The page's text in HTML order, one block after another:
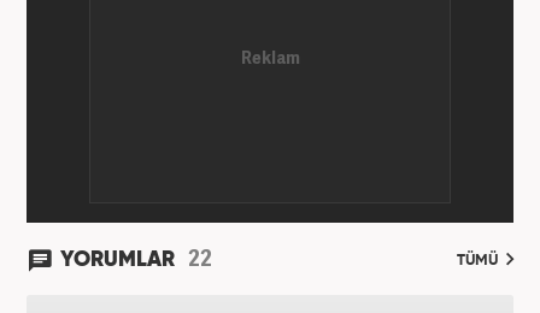
YORUMLAR 22 TÜMÜ